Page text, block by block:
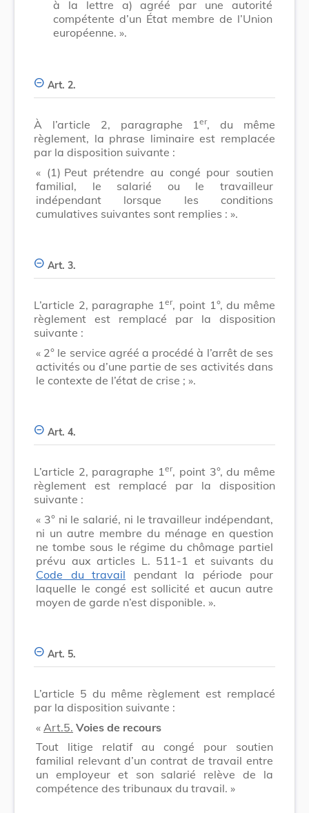
à la lettre a) agréé par une autorité
compétente d’un État membre de l’Union
européenne. ».
Art. 2.
À l’article 2, paragraphe 1er, du même
règlement, la phrase liminaire est remplacée
par la disposition suivante :
« (1) Peut prétendre au congé pour soutien
familial, le salarié ou le travailleur
indépendant lorsque les conditions
cumulatives suivantes sont remplies : ».
Art. 3.
L’article 2, paragraphe 1er, point 1°, du même
règlement est remplacé par la disposition
suivante :
« 2° le service agréé a procédé à l’arrêt de ses
activités ou d’une partie de ses activités dans
le contexte de l’état de crise ; ».
Art. 4.
L’article 2, paragraphe 1er, point 3°, du même
règlement est remplacé par la disposition
suivante :
« 3° ni le salarié, ni le travailleur indépendant,
ni un autre membre du ménage en question
ne tombe sous le régime du chômage partiel
prévu aux articles L. 511-1 et suivants du
Code du travail pendant la période pour
laquelle le congé est sollicité et aucun autre
moyen de garde n’est disponible. ».
Art. 5.
L’article 5 du même règlement est remplacé
par la disposition suivante :
« Art.5. Voies de recours
Tout litige relatif au congé pour soutien
familial relevant d’un contrat de travail entre
un employeur et son salarié relève de la
compétence des tribunaux du travail. »